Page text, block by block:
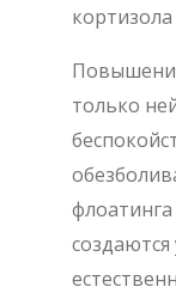
только
создаются